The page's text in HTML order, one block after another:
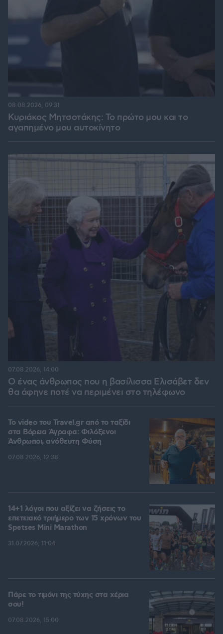
Κυριάκος Μητσοτάκης: Το πρώτο μου και το
αγαπημένο μου αυτοκίνητο
08.08.2026, 09:31
Ο ένας άνθρωπος που η βασίλισσα Ελισάβετ δεν
θα άφηνε ποτέ να περιμένει στο τηλέφωνο
07.08.2026, 14:00
To video του Travel.gr από το ταξίδι
στα Βόρεια Άγραφα: Φιλόξενοι
Άνθρωποι, ανόθευτη Φύση
07.08.2026, 12:38
14+1 λόγοι που αξίζει να ζήσεις το
επετειακό τριήμερο των 15 χρόνων του
Spetses Mini Marathon
31.07.2026, 11:04
Πάρε το τιμόνι της τύχης στα χέρια
σου!
07.08.2026, 15:00